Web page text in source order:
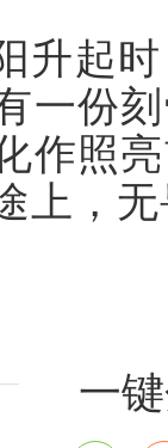
升起
一份
作照
上，
一